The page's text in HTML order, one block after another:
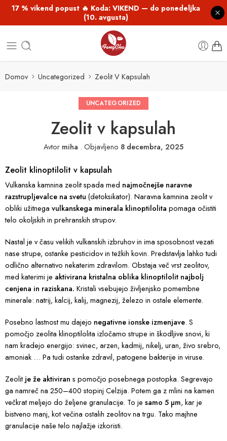
17 % vikend popust 🔥 Koda: VIKEND — do ponedeljka
(10. avgusta)
Domov Uncategorized Zeolit V Kapsulah
UNCATEGORIZED
Zeolit v kapsulah
Avtor miha . Objavljeno 8 decembra, 2025
Zeolit klinoptilolit v kapsulah
Vulkanska kamnina zeolit spada med najmočnejše naravne
razstrupljevalce na svetu (detoksikator). Naravna kamnina zeolit v
obliki užitnega vulkanskega minerala klinoptilolita pomaga očistiti
telo okoljskih in prehranskih strupov.
Nastal je v času velikih vulkanskih izbruhov in ima sposobnost vezati
nase strupe, ostanke pesticidov in težkih kovin. Predstavlja lahko tudi
odlično alternativo nekaterim zdravilom. Obstaja več vrst zeolitov,
med katerimi je aktivirana kristalna oblika klinoptilolit najbolj
cenjena in raziskana. Kristali vsebujejo življenjsko pomembne
minerale: natrij, kalcij, kalij, magnezij, železo in ostale elemente.
Posebno lastnost mu dajejo negativne ionske izmenjave. S
pomočjo zeolita klinoptilolita izločamo strupe in škodljive snovi, ki
nam kradejo energijo: svinec, arzen, kadmij, nikelj, uran, živo srebro,
amoniak … Pa tudi ostanke zdravil, patogene bakterije in viruse.
Zeolit je že aktiviran s pomočjo posebnega postopka. Segrevajo
ga namreč na 250–400 stopinj Celzija. Potem ga z mlini na kamen
večkrat meljejo do željene granulacije. To je samo 5 µm, kar je
bistveno manj, kot večina ostalih zeolitov na trgu. Tako majhne
granulacije naše telo najlažje izkoristi.